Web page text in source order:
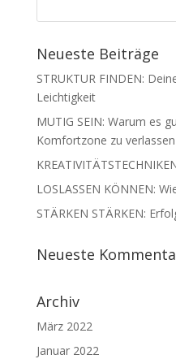
Neueste Beiträge
STRUKTUR FINDEN:
Leichtigkeit
MUTIG SEIN: Warum es
Komfortzone zu verlassen
LOSLASSEN KÖNNEN:
STÄRKEN STÄRKEN:
Neueste
Archiv
März 2022
Januar 2022